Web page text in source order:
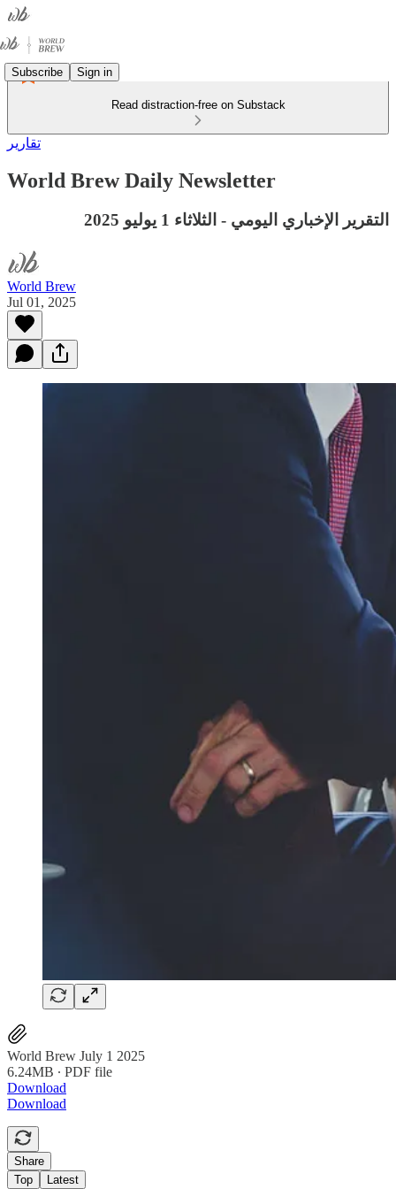
Subscribe Sign in
Read distraction-free on Substack
تقارير
World Brew Daily Newsletter
التقرير الإخباري اليومي - الثلاثاء 1 يوليو 2025
World Brew
Jul 01, 2025
World Brew July 1 2025
6.24MB ∙ PDF file
Download
Download
Share
Top
Latest